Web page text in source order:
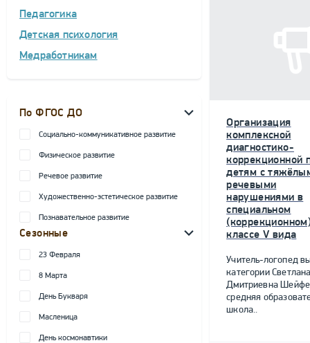
Педагогика
Детская психология
Медработникам
По ФГОС ДО
Социально-коммуникативное развитие
Физическое развитие
Речевое развитие
Художественно-эстетическое развитие
Познавательное развитие
Сезонные
23 Февраля
8 Марта
День Букваря
Масленица
День космонавтики
Организация
комплексной
диагностико-
коррекционной
детям с
речевыми
нарушениями в
специальном
классе V вида
Учитель-логопед
категории
Дмитриевна
средняя
школа..